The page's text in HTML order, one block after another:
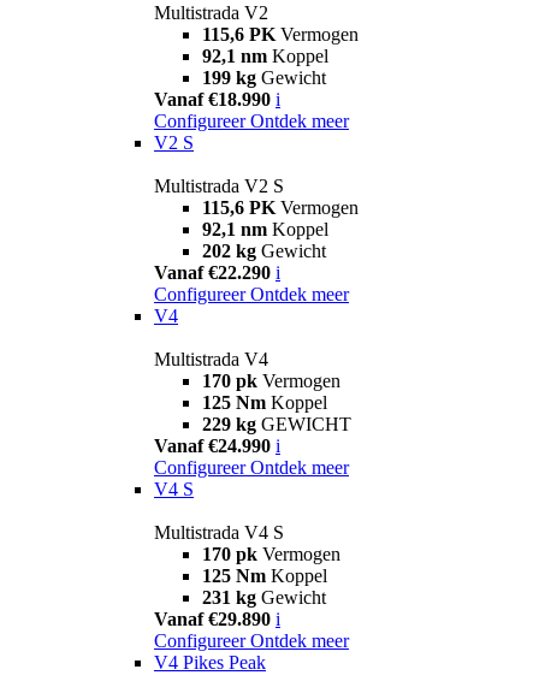
Multistrada V2
115,6 PK Vermogen
92,1 nm Koppel
199 kg Gewicht
Vanaf €18.990 i
Configureer Ontdek meer
V2 S
Multistrada V2 S
115,6 PK Vermogen
92,1 nm Koppel
202 kg Gewicht
Vanaf €22.290 i
Configureer Ontdek meer
V4
Multistrada V4
170 pk Vermogen
125 Nm Koppel
229 kg GEWICHT
Vanaf €24.990 i
Configureer Ontdek meer
V4 S
Multistrada V4 S
170 pk Vermogen
125 Nm Koppel
231 kg Gewicht
Vanaf €29.890 i
Configureer Ontdek meer
V4 Pikes Peak